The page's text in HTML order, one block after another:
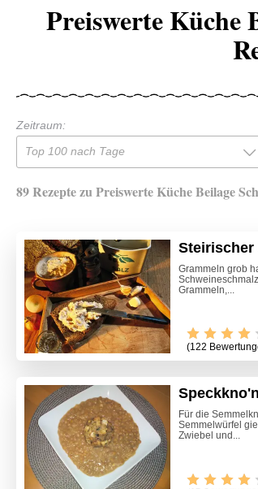
Preiswerte Küche
Zeitraum:
Top 100 nach Tage
89 Rezepte zu Preiswerte Küche Beilage
Steirischer
Grammeln grob
Grammeln,...
(122
Für die
Semmelwürfel
Zwiebel und...